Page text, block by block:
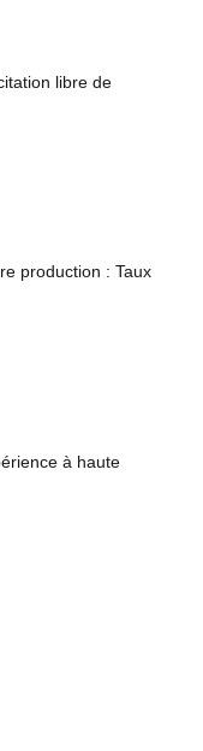
libre de
production : Taux
à haute